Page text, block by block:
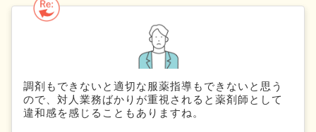
調剤もできないと適切な服薬指導もできないと思う
ので、対人業務ばかりが重視されると薬剤師として
違和感を感じることもありますね。